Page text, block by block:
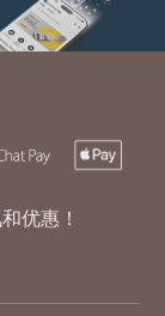
优惠！